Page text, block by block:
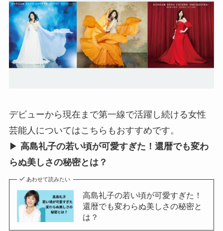
デビューから現在まで第一線で活躍し続ける女性
芸能人についてはこちらもおすすめです。
▶︎ 高島礼子の若い頃が可愛すぎた！還暦でも変わ
らぬ美しさの秘密とは？
あわせて読みたい
高島礼子の若い頃が可愛すぎた！
還暦でも変わらぬ美しさの秘密と
は？